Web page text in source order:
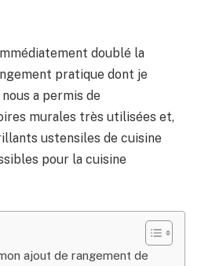
doublé la
pratique dont je
a permis de
murales très utilisées et,
ustensiles de cuisine
pour la cuisine
ajout de rangement de